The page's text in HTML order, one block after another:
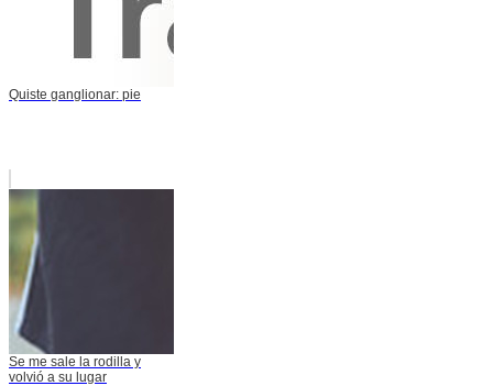
Quiste ganglionar: pie
Se me sale la rodilla y
volvió a su lugar